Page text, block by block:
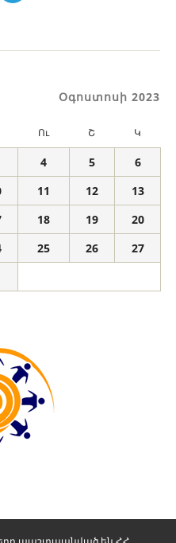
Օգոստոսի 2023
Ու Շ Կ
4 5
6
11 12
13
18 19
20
25 26
27